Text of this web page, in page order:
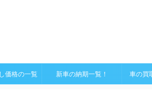
価格の一覧 新車の納期一覧！ 車の買